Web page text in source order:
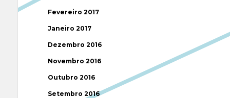
Fevereiro 2017
Janeiro 2017
Dezembro 2016
Novembro 2016
Outubro 2016
Setembro 2016